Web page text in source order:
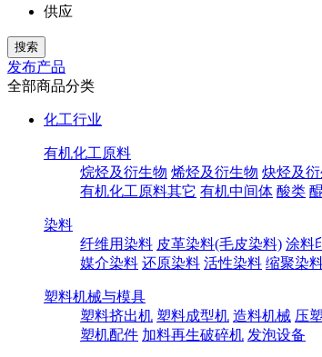
供应
发布产品
全部商品分类
化工行业
有机化工原料
烷烃及衍生物 烯烃及衍生物 炔烃及
有机化工原料其它 有机中间体 酸类
染料
纤维用染料 皮革染料(毛皮染料) 涂料
媒介染料 还原染料 活性染料 缩聚染
塑料机械与模具
塑料挤出机 塑料成型机 造料机械 压
塑机配件 加料再生破碎机 发泡设备